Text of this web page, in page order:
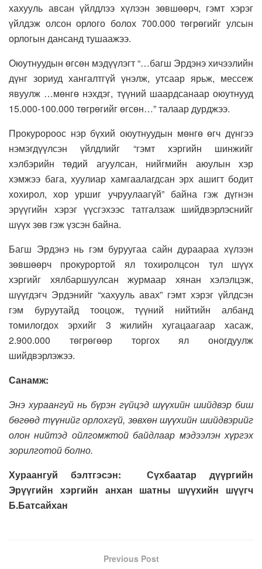
хахууль авсан үйлдлээ хүлээн зөвшөөрч, гэмт хэрэг
үйлдэж олсон орлого болох 700.000 төгрөгийг улсын
орлогын дансанд тушаажээ.
Оюутнуудын өгсөн мэдүүлэгт “…багш Эрдэнэ хичээлийн
дүнг зориуд хангалтгүй үнэлж, утсаар ярьж, мессеж
явуулж …мөнгө нэхдэг, түүний шаардсанаар оюутнууд
15.000-100.000 төгрөгийг өгсөн…” талаар дурджээ.
Прокуророос нэр бүхий оюутнуудын мөнгө өгч дүнгээ
нэмэгдүүлсэн үйлдлийг “гэмт хэргийн шинжийг
хэлбэрийн төдий агуулсан, нийгмийн аюулын хэр
хэмжээ бага, хуулиар хамгаалагдсан эрх ашигт бодит
хохирол, хор уршиг учруулаагүй” байна гэж дүгнэн
эрүүгийн хэрэг үүсгэхээс татгалзаж шийдвэрлэснийг
шүүх зөв гэж үзсэн байна.
Багш Эрдэнэ нь гэм буруугаа сайн дураараа хүлээн
зөвшөөрч прокурортой ял тохиролцсон тул шүүх
хэргийг хялбаршуулсан журмаар хянан хэлэлцэж,
шүүгдэгч Эрдэнийг “хахууль авах” гэмт хэрэг үйлдсэн
гэм буруутайд тооцож, түүний нийтийн албанд
томилогдох эрхийг 3 жилийн хугацаагаар хасаж,
2.900.000 төгрөгөөр торгох ял оногдуулж
шийдвэрлэжээ.
Санамж:
Энэ хураангуй нь бүрэн гүйцэд шүүхийн шийдвэр биш
бөгөөд түүнийг орлохгүй, зөвхөн шүүхийн шийдвэрийг
олон нийтэд ойлгомжтой байдлаар мэдээлэн хүргэх
зорилготой болно.
Хураангуй
бэлтгэсэн: Сүхбаатар дүүргийн
Эрүүгийн хэргийн анхан шатны шүүхийн шүүгч
Б.Батсайхан
Previous Post